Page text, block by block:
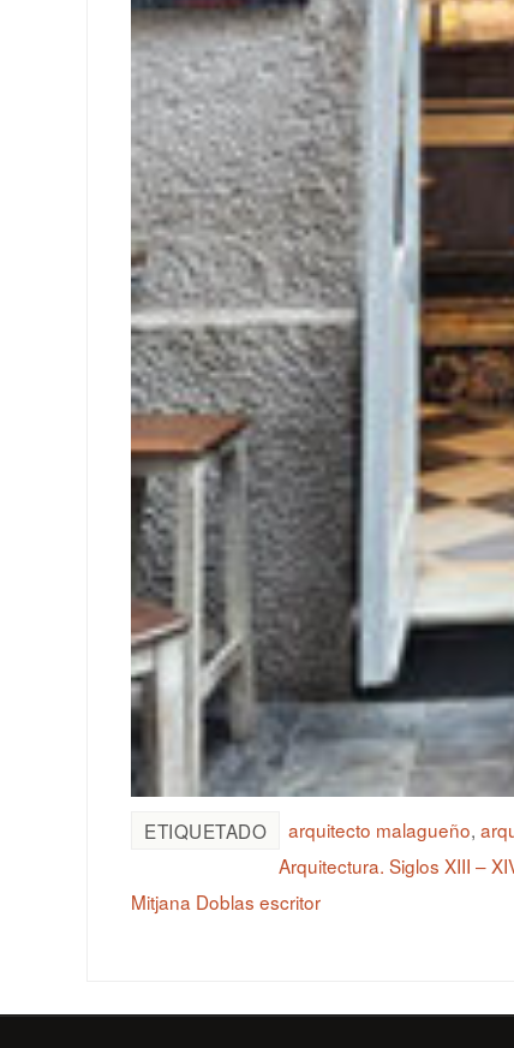
ETIQUETADO arquitecto malagueño,
Arquitectura. Siglos XIII –
Mitjana Doblas escritor